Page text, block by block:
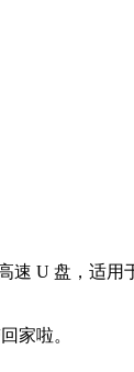
U 盘，适用
家啦。